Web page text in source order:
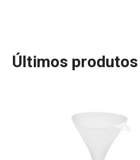
e práticos para todos os
alta qualidade e preços
descascadores, abridores,
facas e muitos outros
Últimos